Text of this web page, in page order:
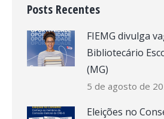
Posts Recentes
FIEMG divulga
Bibliotecário
(MG)
5 de agosto de
Eleições no